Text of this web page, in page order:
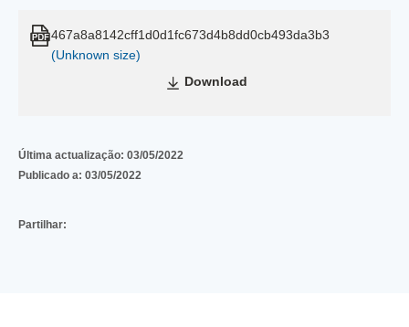
467a8a8142cff1d0d1fc673d4b8dd0cb493da3b3
(Unknown size)
Download
Última actualização: 03/05/2022
Publicado a: 03/05/2022
Partilhar: